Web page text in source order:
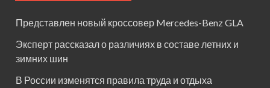
Представлен новый кроссовер Mercedes-Benz GLA
Эксперт рассказал о различиях в составе летних и
зимних шин
В России изменятся правила труда и отдыха